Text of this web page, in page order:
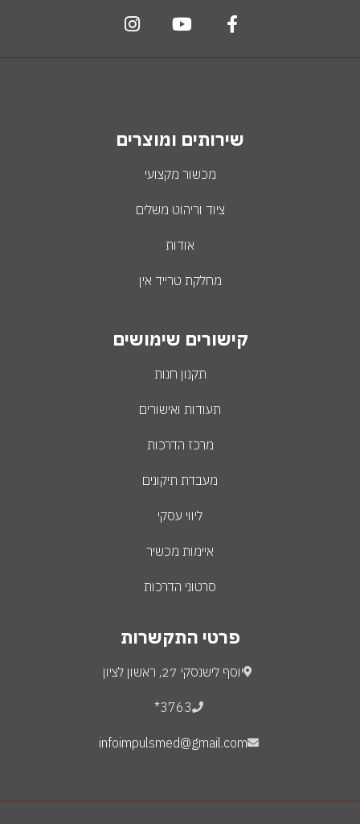
שירותים ומוצרים
מכשור מקצועי
ציוד וריהוט משלים
אודות
מחלקת טרייד אין
קישורים שימושים
תקנון חנות
תעודות ואישורים
מרכז הדרכות
מעבדת תיקונים
ליווי עסקי
איימות מכשיר
סרטוני הדרכות
פרטי התקשרות
יוסף לישנסקי 27, ראשון לציון
3763*
infoimpulsmed@gmail.com